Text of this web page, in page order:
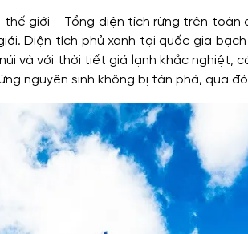
thế giới – Tổng diện tích rừng trên toàn
Diện tích phủ xanh tại quốc gia
và với thời tiết giá lạnh khắc nghiệt,
nguyên sinh không bị tàn phá, qua